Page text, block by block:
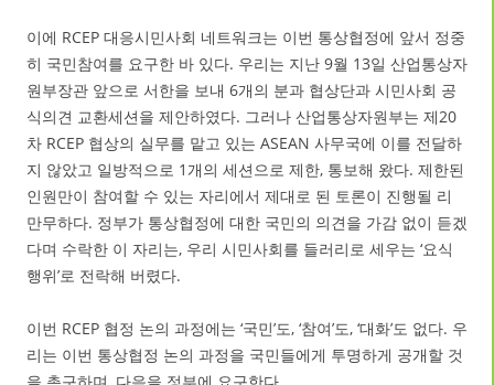
이에 RCEP 대응시민사회 네트워크는 이번 통상협정에 앞서 정중
히 국민참여를 요구한 바 있다. 우리는 지난 9월 13일 산업통상자
원부장관 앞으로 서한을 보내 6개의 분과 협상단과 시민사회 공
식의견 교환세션을 제안하였다. 그러나 산업통상자원부는 제20
차 RCEP 협상의 실무를 맡고 있는 ASEAN 사무국에 이를 전달하
지 않았고 일방적으로 1개의 세션으로 제한, 통보해 왔다. 제한된
인원만이 참여할 수 있는 자리에서 제대로 된 토론이 진행될 리
만무하다. 정부가 통상협정에 대한 국민의 의견을 가감 없이 듣겠
다며 수락한 이 자리는, 우리 시민사회를 들러리로 세우는 ‘요식
행위’로 전락해 버렸다.
이번 RCEP 협정 논의 과정에는 ‘국민’도, ‘참여’도, ‘대화’도 없다. 우
리는 이번 통상협정 논의 과정을 국민들에게 투명하게 공개할 것